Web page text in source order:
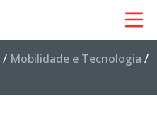
/ Mobilidade e Tecnologia /